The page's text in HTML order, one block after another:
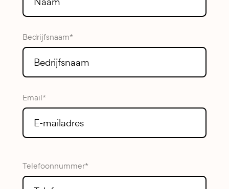
Bedrijfsnaam*
Email*
Telefoonnummer*